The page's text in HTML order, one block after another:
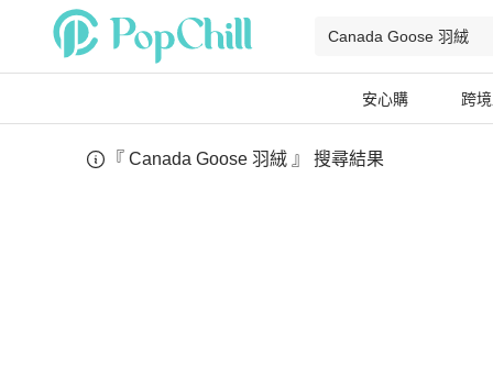
安心購 跨
『 Canada Goose 羽絨 』 搜尋結果